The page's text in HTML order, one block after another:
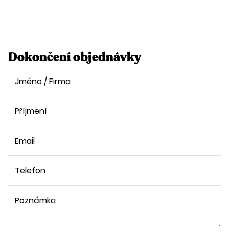
Dokončení objednávky
Jméno / Firma
Příjmení
Email
Telefon
Poznámka